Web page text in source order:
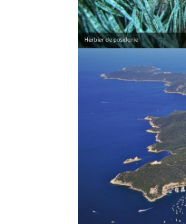
Herbier de posidonie